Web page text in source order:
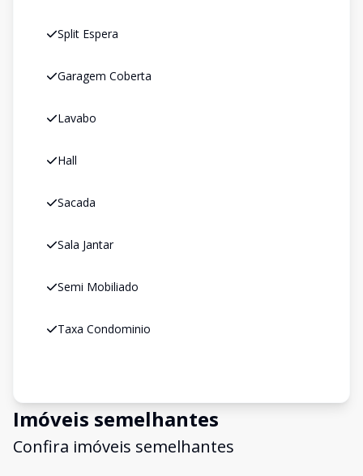
Split Espera
Garagem Coberta
Lavabo
Hall
Sacada
Sala Jantar
Semi Mobiliado
Taxa Condominio
Imóveis semelhantes
Confira imóveis semelhantes